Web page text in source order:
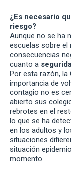
¿Es necesario
riesgo?
Aunque no se ha
escuelas sobre el
consecuencias
cuanto a
Por esta razón, la
importancia de
contagio no es
abierto sus
rebrotes en el
lo que se ha
en los adultos y
situaciones
situación
momento.